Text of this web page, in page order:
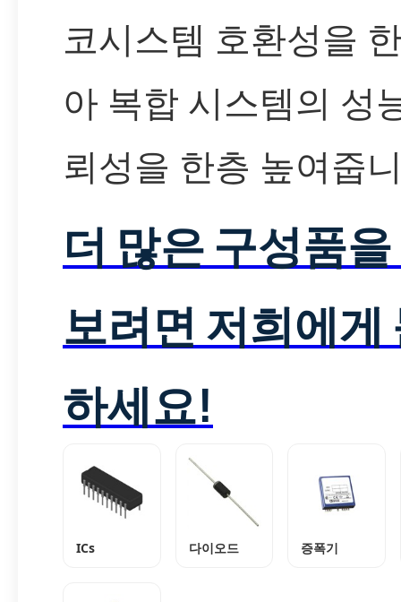
코시스템 호환성을
아 복합 시스템의 성
뢰성을 한층 높여줍
더 많은 구성품
보려면 저희에게
하세요!
ICs 다이오드 증폭기